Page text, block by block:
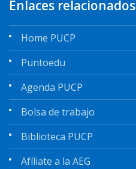
Enlaces relacionados
Home PUCP
Puntoedu
Agenda PUCP
Bolsa de trabajo
Biblioteca PUCP
Afíliate a la AEG